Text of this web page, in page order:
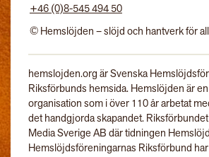
+46 (0)8-545 494 50
© Hemslöjden – slöjd och hantverk för
hemslojden.org är Svenska
Riksförbunds hemsida. Hemslöjden är
organisation som i över 110 år arbetat
det handgjorda skapandet.
Media Sverige AB där tidningen
Hemslöjdsföreningarnas Riksförbund